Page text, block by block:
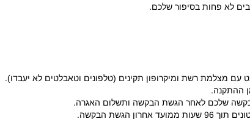
לא פחות בסיפור שלכם.
מצלמת רשת ומיקרופון תקינים (טלפונים וטאבלטים לא יעבדו).
הבקשה שלכם לאחר הגשת הבקשה ותשלום האגרה.
הגשת הבקשה.